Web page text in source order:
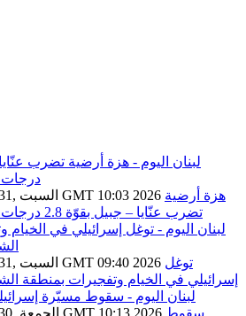
السبت ,31 كانون الثاني / يناير GMT 10:03 2026 هزة أرضية
تضرب عنّايا – جبيل بقوّة 2.8 درجات على مقياس ريختر
السبت ,31 كانون الثاني / يناير GMT 09:40 2026 توغل
إسرائيلي في الخيام وتفجيرات بمنطقة
الجمعة ,30 كانون الثاني / يناير GMT 10:13 2026 سقوط